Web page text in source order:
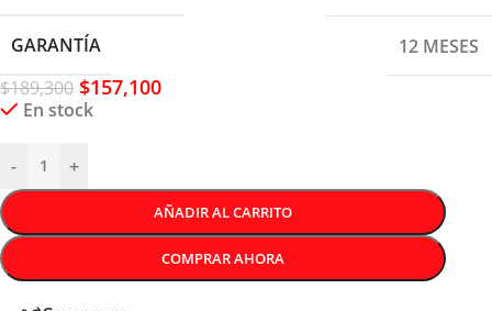
GARANTÍA
12 MESES
$189,300 $157,100
En stock
- +
AÑADIR AL CARRITO
COMPRAR AHORA